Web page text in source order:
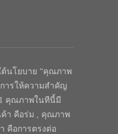
ต้นโยบาย “คุณภาพ
ารให้ความสำคัญ
คุณภาพในทีนี้มี
า คือร่ม , คุณภาพ
คือการตรงต่อ